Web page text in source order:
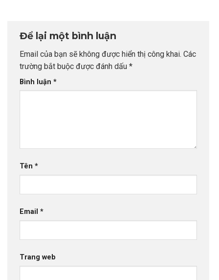
Để lại một bình luận
Email của bạn sẽ không được hiển thị công khai. Các
trường bắt buộc được đánh dấu *
Bình luận *
Tên *
Email *
Trang web